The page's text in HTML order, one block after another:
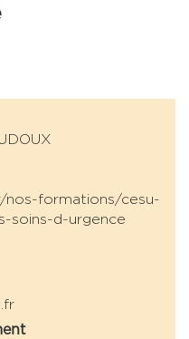
nos-formations/cesu-
soins-d-urgence